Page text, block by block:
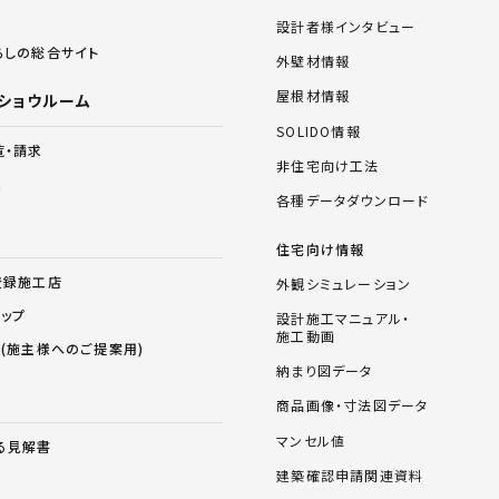
の総合サイト
ョウルーム
請求
録施工店
プ
(施主様へのご提案用)
見解書
設計者様インタビュー
外壁材情報
屋根材情報
SOLIDO情報
非住宅向け工法
各種データダウンロード
住宅向け情報
外観シミュレーション
設計施工マニュアル・
施工動画
納まり図データ
商品画像・寸法図データ
マンセル値
建築確認申請関連資料